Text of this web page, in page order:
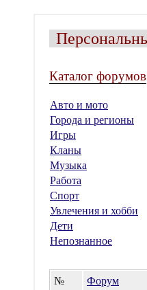
Каталог форумов
Авто и мото
Города и регионы
Игры
Кланы
Музыка
Работа
Спорт
Увлечения и хобби
Дети
Непознанное
№
Форум